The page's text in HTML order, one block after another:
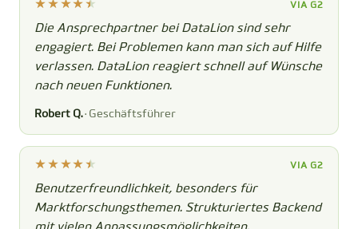
VIA G2
Die Ansprechpartner bei DataLion sind sehr
engagiert. Bei Problemen kann man sich auf Hilfe
verlassen. DataLion reagiert schnell auf Wünsche
nach neuen Funktionen.
Robert Q. · Geschäftsführer
VIA G2
Benutzerfreundlichkeit, besonders für
Marktforschungsthemen. Strukturiertes Backend